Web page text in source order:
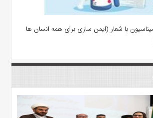
با شعار (ایمن سازی برای همه انسان ها